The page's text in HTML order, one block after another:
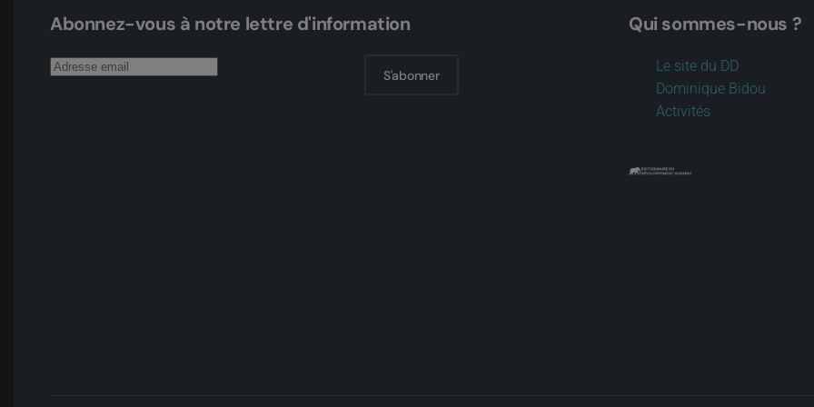
Abonnez-vous à notre lettre d'information
S'abonner
Qui sommes-nous ?
Le site du DD
Dominique Bidou
Activités